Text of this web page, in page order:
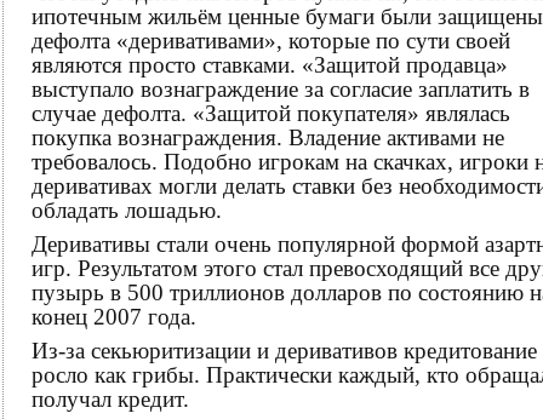
ипотечным жильём ценные бумаги были
дефолта «деривативами», которые по сути своей
являются просто ставками. «Защитой продавца»
выступало вознаграждение за согласие заплатить в
случае дефолта. «Защитой покупателя» являлась
покупка вознаграждения. Владение активами не
требовалось. Подобно игрокам на скачках, игроки
деривативах могли делать ставки без
обладать лошадью.
Деривативы стали очень популярной формой
игр. Результатом этого стал превосходящий все
пузырь в 500 триллионов долларов по состоянию
конец 2007 года.
Из-за секьюритизации и деривативов кредитование
росло как грибы. Практически каждый, кто
получал кредит.